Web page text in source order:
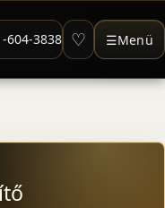
604-3838 ♡ ☰Menü